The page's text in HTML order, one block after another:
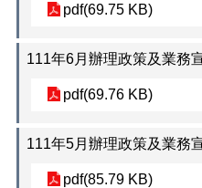
pdf(69.75 KB)
111年6月辦理政策及業務
pdf(69.76 KB)
111年5月辦理政策及業務
pdf(85.79 KB)